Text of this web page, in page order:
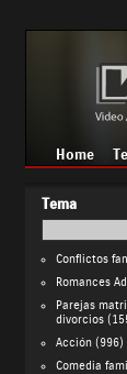
Home
Tema
Conflictos
Romances
Parejas
divorcios
Acción(996)
Comedia